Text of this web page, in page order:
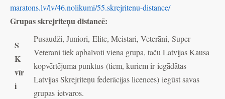
maratons.lv/lv/46.nolikumi/55.skrejritenu-distance/
Grupas skrejriteņu distancē:
S
K
vīr
i
Pusaudži, Juniori, Elite, Meistari, Veterāni, Super
Veterāni tiek apbalvoti vienā grupā, taču Latvijas Kausa
kopvērtējuma punktus (tiem, kuriem ir iegādātas
Latvijas Skrejriteņu federācijas licences) iegūst savas
grupas ietvaros.